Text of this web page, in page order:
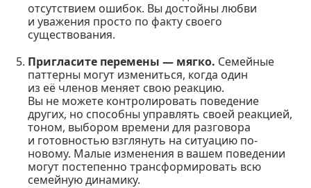
отсутствием ошибок. Вы достойны любви
и уважения просто по факту своего
существования.
Пригласите перемены — мягко. Семейные
паттерны могут измениться, когда один
из её членов меняет свою реакцию.
Вы не можете контролировать поведение
других, но способны управлять своей реакцией,
тоном, выбором времени для разговора
и готовностью взглянуть на ситуацию по-
новому. Малые изменения в вашем поведении
могут постепенно трансформировать всю
семейную динамику.